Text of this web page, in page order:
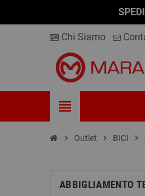
Chi Siamo
view_headline
chevron_right Outlet chevron_right BICI chevron_right
ABBIGLIAMENTO